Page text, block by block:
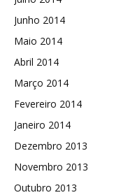
Junho 2014
Maio 2014
Abril 2014
Março 2014
Fevereiro 2014
Janeiro 2014
Dezembro 2013
Novembro 2013
Outubro 2013